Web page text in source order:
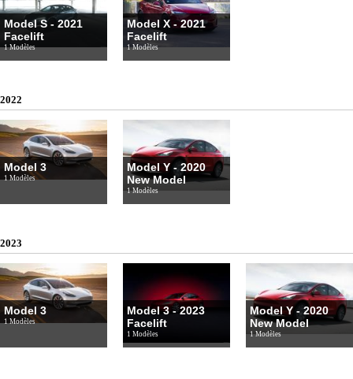
Model S - 2021
Facelift
1 Modèles
Model X - 2021
Facelift
1 Modèles
2022
Model 3
1 Modèles
Model Y - 2020
New Model
1 Modèles
2023
Model 3
1 Modèles
Model 3 - 2023
Facelift
1 Modèles
Model Y - 2020
New Model
1 Modèles